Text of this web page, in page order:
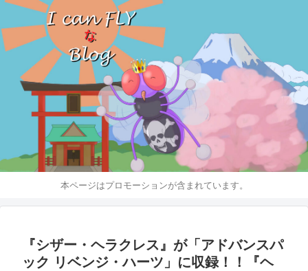
本ページはプロモーションが含まれています。
『シザー・ヘラクレス』が「アドバンスパ
ック リベンジ・ハーツ」に収録！！『ヘ